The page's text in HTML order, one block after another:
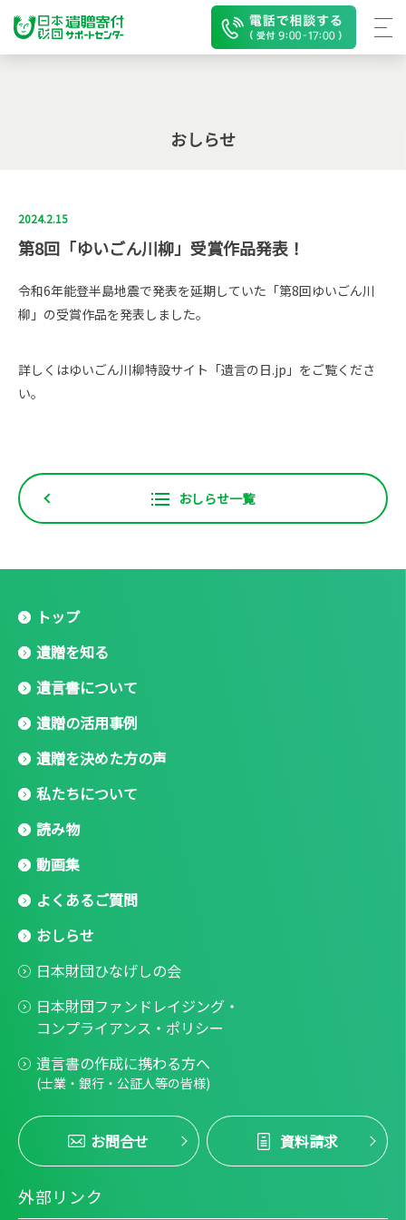
おしらせ
2024.2.15
第8回「ゆいごん川柳」受賞作品発表！
令和6年能登半島地震で発表を延期していた「第8回ゆいごん川
柳」の受賞作品を発表しました。
詳しくはゆいごん川柳特設サイト「遺言の日.jp 」をご覧くださ
い。
おしらせ一覧
トップ
遺贈を知る
遺言書について
遺贈の活用事例
遺贈を決めた方の声
私たちについて
読み物
動画集
よくあるご質問
おしらせ
日本財団ひなげしの会
日本財団ファンドレイジング・
コンプライアンス・ポリシー
遺言書の作成に携わる方へ
(士業・銀行・公証人等の皆様)
お問合せ 資料請求
外部リンク